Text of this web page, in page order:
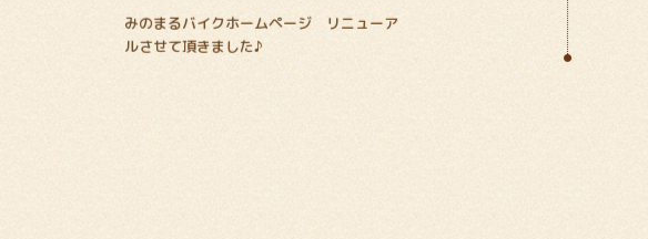
みのまるバイクホームページ リニューア
ルさせて頂きました♪